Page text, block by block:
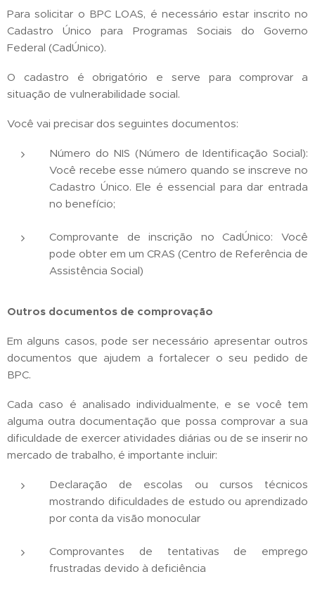
Para solicitar o BPC LOAS, é necessário estar inscrito no
Cadastro Único para Programas Sociais do Governo
Federal (CadÚnico).
O cadastro é obrigatório e serve para comprovar a
situação de vulnerabilidade social.
Você vai precisar dos seguintes documentos:
Número do NIS (Número de Identificação Social):
Você recebe esse número quando se inscreve no
Cadastro Único. Ele é essencial para dar entrada
no benefício;
Comprovante de inscrição no CadÚnico: Você
pode obter em um CRAS (Centro de Referência de
Assistência Social)
Outros documentos de comprovação
Em alguns casos, pode ser necessário apresentar outros
documentos que ajudem a fortalecer o seu pedido de
BPC.
Cada caso é analisado individualmente, e se você tem
alguma outra documentação que possa comprovar a sua
dificuldade de exercer atividades diárias ou de se inserir no
mercado de trabalho, é importante incluir:
Declaração de escolas ou cursos técnicos
mostrando dificuldades de estudo ou aprendizado
por conta da visão monocular
Comprovantes de tentativas de emprego
frustradas devido à deficiência